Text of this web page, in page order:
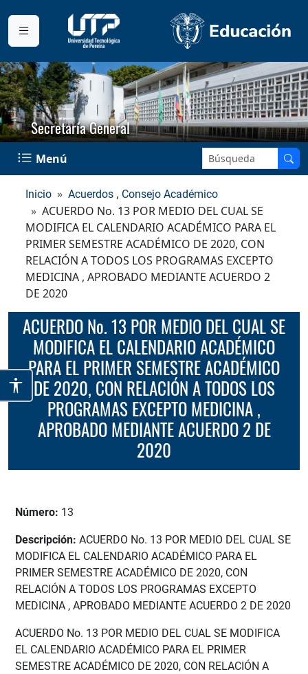
Secretaría General
Menú Buscar en el sitio:
Inicio Acuerdos , Consejo Académico
ACUERDO No. 13 POR MEDIO DEL CUAL SE
MODIFICA EL CALENDARIO ACADÉMICO PARA EL
PRIMER SEMESTRE ACADÉMICO DE 2020, CON
RELACIÓN A TODOS LOS PROGRAMAS EXCEPTO
MEDICINA , APROBADO MEDIANTE ACUERDO 2
DE 2020
ACUERDO No. 13 POR MEDIO DEL CUAL SE
MODIFICA EL CALENDARIO ACADÉMICO
PARA EL PRIMER SEMESTRE ACADÉMICO
DE 2020, CON RELACIÓN A TODOS LOS
PROGRAMAS EXCEPTO MEDICINA ,
APROBADO MEDIANTE ACUERDO 2 DE
2020
Número: 13
Descripción: ACUERDO No. 13 POR MEDIO DEL CUAL SE
MODIFICA EL CALENDARIO ACADÉMICO PARA EL
PRIMER SEMESTRE ACADÉMICO DE 2020, CON
RELACIÓN A TODOS LOS PROGRAMAS EXCEPTO
MEDICINA , APROBADO MEDIANTE ACUERDO 2 DE 2020
ACUERDO No. 13 POR MEDIO DEL CUAL SE MODIFICA
EL CALENDARIO ACADÉMICO PARA EL PRIMER
SEMESTRE ACADÉMICO DE 2020, CON RELACIÓN A